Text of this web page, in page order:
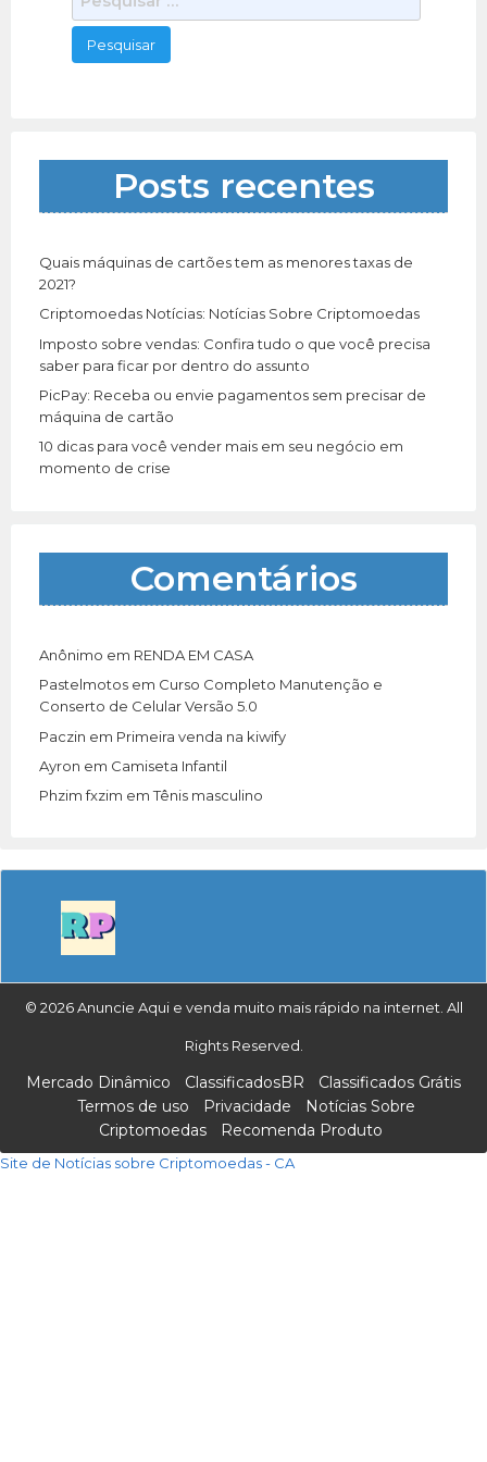
e
q
a
r
:
Posts recentes
Quais máquinas de cartões tem as menores taxas de
2021?
Criptomoedas Notícias: Notícias Sobre Criptomoedas
Imposto sobre vendas: Confira tudo o que você precisa
saber para ficar por dentro do assunto
PicPay: Receba ou envie pagamentos sem precisar de
máquina de cartão
10 dicas para você vender mais em seu negócio em
momento de crise
Comentários
Anônimo em RENDA EM CASA
Pastelmotos em Curso Completo Manutenção e
Conserto de Celular Versão 5.0
Paczin em Primeira venda na kiwify
Ayron em Camiseta Infantil
Phzim fxzim emTênis masculino
© 2026 Anuncie Aqui e venda muito mais rápido na internet. All
Rights Reserved.
Mercado Dinâmico ClassificadosBR
Classificados Grátis
Termos de uso
Privacidade
Notícias Sobre
Criptomoedas
Recomenda Produto
Site de Notícias sobre Criptomoedas - CA